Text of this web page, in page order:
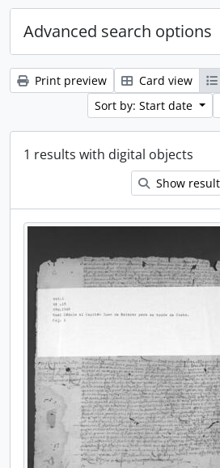
Advanced search options
Print preview Card view
Sort by: Start date
1 results with digital objects
Show